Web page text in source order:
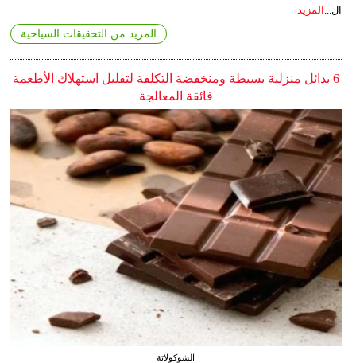
ال... المزيد
المزيد من التحقيقات السياحية
6 بدائل منزلية بسيطة ومنخفضة التكلفة لتقليل استهلاك الأطعمة
فائقة المعالجة
الشوكولاتة